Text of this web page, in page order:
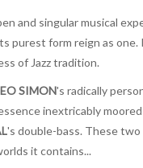
and singular musical
purest form reign as
of Jazz tradition.
EO SIMON's radically
inextricably
's double-bass. These
it contains...